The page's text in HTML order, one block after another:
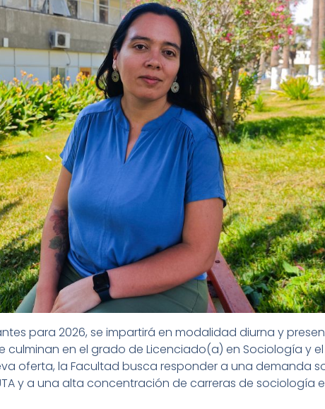
para 2026, se impartirá en modalidad diurna y
culminan en el grado de Licenciado(a) en Sociología y
oferta, la Facultad busca responder a una demanda
y a una alta concentración de carreras de sociología